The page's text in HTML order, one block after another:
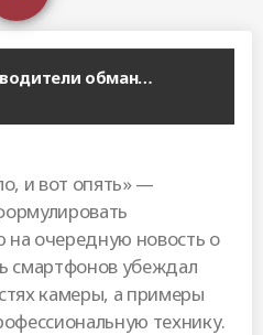
6. Как производители обманывают нас в рекламе смартфонов
и вот опять» —
очередную новость о
смартфонов убеждал
камеры, а примеры
технику.